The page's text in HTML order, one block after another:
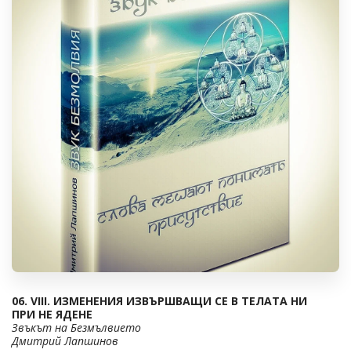
06. VIII. ИЗМЕНЕНИЯ ИЗВЪРШВАЩИ СЕ В ТЕЛАТА НИ
ПРИ НЕ ЯДЕНЕ
Звъкът на Безмълвието
Дмитрий Лапшинов